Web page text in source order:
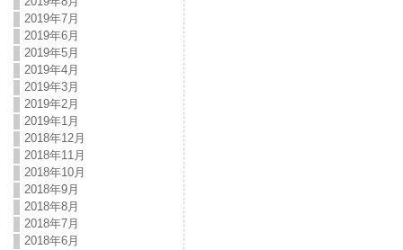
2019年7月
2019年6月
2019年5月
2019年4月
2019年3月
2019年2月
2019年1月
2018年12月
2018年11月
2018年10月
2018年9月
2018年8月
2018年7月
2018年6月